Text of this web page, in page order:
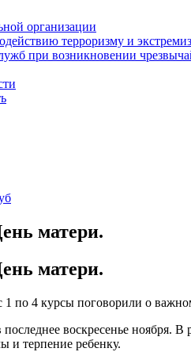
организации
терроризму и
при возникновении
матери.
матери.
1 по 4 курсы поговорили о
воскресенье
и терпение ребенку.